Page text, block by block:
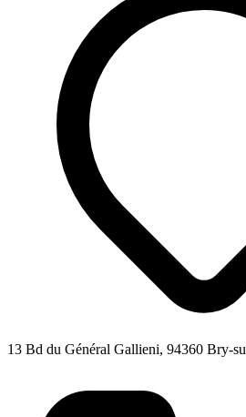
13 Bd du Général Gallieni, 94360 Bry-